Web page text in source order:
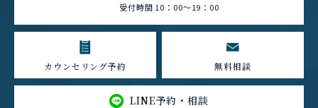
受付時間 10：00～19：00
カウンセリング予約 無料相談
LINE予約・相談